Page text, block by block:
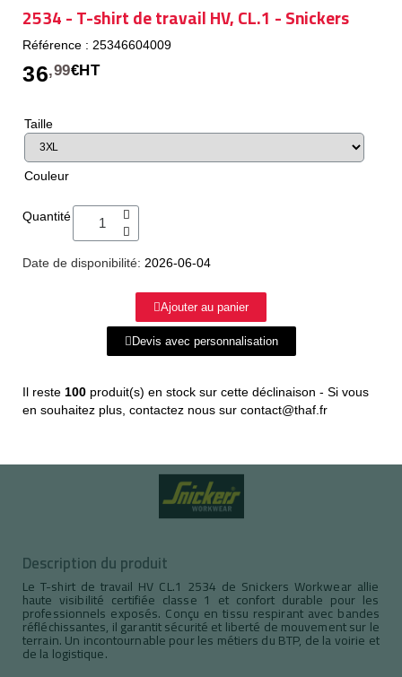
2534 - T-shirt de travail HV, CL.1 - Snickers
Référence : 25346604009
36,99€HT
Taille
Couleur
Quantité
Date de disponibilité: 2026-06-04
Ajouter au panier
Devis avec personnalisation
Il reste 100 produit(s) en stock sur cette déclinaison - Si vous
en souhaitez plus, contactez nous sur contact@thaf.fr
Description du produit
Le T-shirt de travail HV CL.1 2534 de Snickers Workwear allie
haute visibilité certifiée classe 1 et confort durable pour les
professionnels exposés. Conçu en tissu respirant avec bandes
réfléchissantes, il garantit sécurité et liberté de mouvement sur le
terrain. Un incontournable pour les métiers du BTP, de la voirie et
de la logistique.